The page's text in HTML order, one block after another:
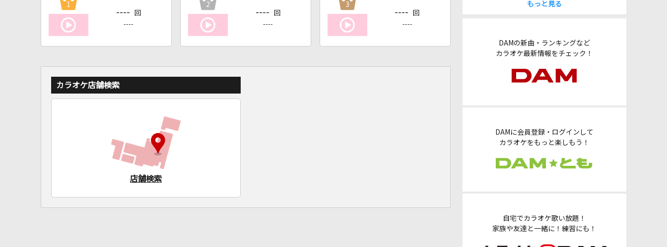
もっと見る
DAMの新曲・ランキングなど
カラオケ最新情報をチェック！
DAMに会員登録・ログインして
カラオケをもっと楽しもう！
自宅でカラオケ歌い放題！
家族や友達と一緒に！練習にも！
1
---- 回
----
2
---- 回
----
3
---- 回
----
カラオケ店舗検索
店舗検索